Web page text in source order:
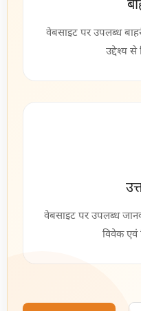
वेबसाइट पर उपलब्ध
उद्देश्य
वेबसाइट पर उपलब्ध
विवेक एवं